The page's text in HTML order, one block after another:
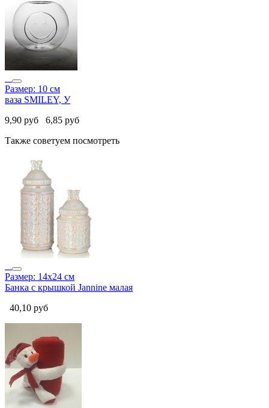
Размер: 10 см
ваза SMILEY, У
9,90 руб 6,85 руб
Также советуем посмотреть
Размер: 14х24 см
Банка с крышкой Jannine малая
40,10 руб